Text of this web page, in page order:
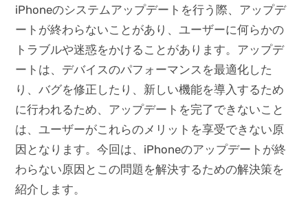
iPhoneのシステムアップデートを行う際、アップデ
ートが終わらないことがあり、ユーザーに何らかの
トラブルや迷惑をかけることがあります。アップデ
ートは、デバイスのパフォーマンスを最適化した
り、バグを修正したり、新しい機能を導入するため
に行われるため、アップデートを完了できないこと
は、ユーザーがこれらのメリットを享受できない原
因となります。今回は、iPhoneのアップデートが終
わらない原因とこの問題を解決するための解決策を
紹介します。